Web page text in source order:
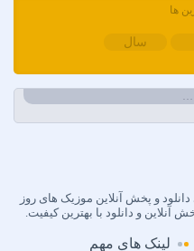
ها
سال
و پخش آنلاین موزیک های روز
آنلاین و دانلود با بهترین کیفیت.
لینک های مهم